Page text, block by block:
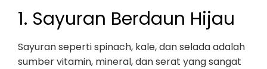
1. Sayuran Berdaun Hijau
Sayuran seperti spinach, kale, dan selada adalah
sumber vitamin, mineral, dan serat yang sangat